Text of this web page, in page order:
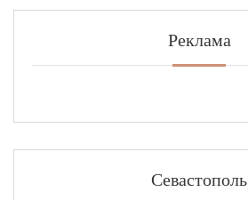
Реклама
Севастополь